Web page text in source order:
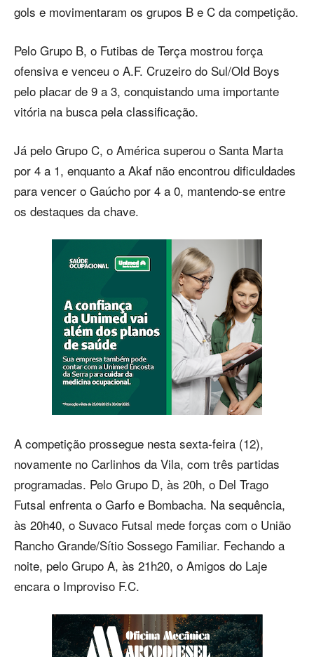
gols e movimentaram os grupos B e C da competição.
Pelo Grupo B, o Futibas de Terça mostrou força
ofensiva e venceu o A.F. Cruzeiro do Sul/Old Boys
pelo placar de 9 a 3, conquistando uma importante
vitória na busca pela classificação.
Já pelo Grupo C, o América superou o Santa Marta
por 4 a 1, enquanto a Akaf não encontrou dificuldades
para vencer o Gaúcho por 4 a 0, mantendo-se entre
os destaques da chave.
A competição prossegue nesta sexta-feira (12),
novamente no Carlinhos da Vila, com três partidas
programadas. Pelo Grupo D, às 20h, o Del Trago
Futsal enfrenta o Garfo e Bombacha. Na sequência,
às 20h40, o Suvaco Futsal mede forças com o União
Rancho Grande/Sítio Sossego Familiar. Fechando a
noite, pelo Grupo A, às 21h20, o Amigos do Laje
encara o Improviso F.C.